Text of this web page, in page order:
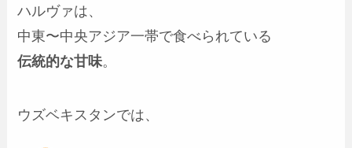
ハルヴァは、
中東〜中央アジア一帯で食べられている
伝統的な甘味。
ウズベキスタンでは、